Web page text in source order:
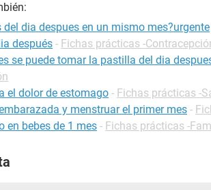
dia despues en un mismo mes?urgente
después - Fichas prácticas -
se puede tomar la pastilla del dia
el dolor de estomago - Fichas prácticas -
y menstruar el primer mes -
en bebes de 1 mes - Fichas prácticas -